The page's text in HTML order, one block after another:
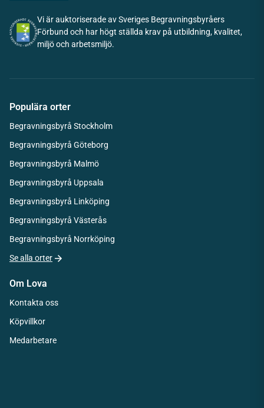
Vi är auktoriserade av Sveriges Begravningsbyråers
Förbund och har högt ställda krav på utbildning, kvalitet,
miljö och arbetsmiljö.
Populära orter
Begravningsbyrå Stockholm
Begravningsbyrå Göteborg
Begravningsbyrå Malmö
Begravningsbyrå Uppsala
Begravningsbyrå Linköping
Begravningsbyrå Västerås
Begravningsbyrå Norrköping
Se alla orter
Om Lova
Kontakta oss
Köpvillkor
Medarbetare